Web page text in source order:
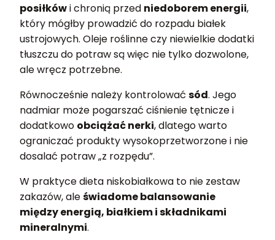
posiłkówi chronią przed niedoborem energii,
który mógłby prowadzić do rozpadu białek
ustrojowych. Oleje roślinne czy niewielkie dodatki
tłuszczu do potraw są więc nie tylko dozwolone,
ale wręcz potrzebne.
Równocześnie należy kontrolować sód. Jego
nadmiar może pogarszać ciśnienie tętnicze i
dodatkowo obciążać nerki, dlatego warto
ograniczać produkty wysokoprzetworzone i nie
dosalać potraw „z rozpędu”.
W praktyce dieta niskobiałkowa to nie zestaw
zakazów, aleświadome balansowanie
między energią, białkiem i składnikami
mineralnymi.